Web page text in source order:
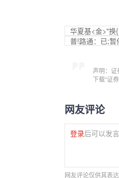
华夏基<金>"换
普!路通：已;暂
声明：
下载“证
网友评论
登录后可以发言
网友评论仅供其表